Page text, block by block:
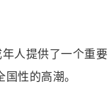
人提供了一个重要
性的高潮。